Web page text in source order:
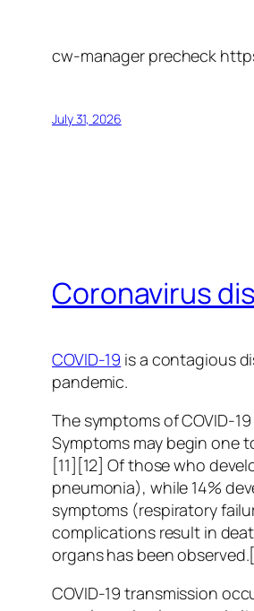
cw-manager precheck
July 31, 2026
Coronavirus
COVID-19 is a contagious
pandemic.
The symptoms of
Symptoms may begin one
[11][12] Of those who
pneumonia), while 14%
symptoms (respiratory
complications result in
organs has been
COVID‑19 transmission